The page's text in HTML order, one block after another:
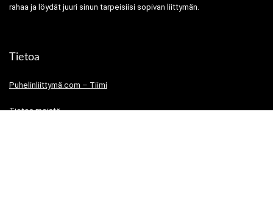
rahaa ja löydät juuri sinun tarpeisiisi sopivan liittymän.
Tietoa
Puhelinliittymä.com – Tiimi
Tietoa meistä